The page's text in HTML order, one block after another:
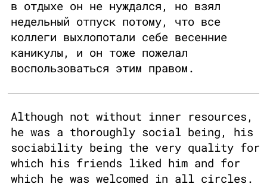
в отдыхе он не нуждался, но взял
недельный отпуск потому, что все
коллеги выхлопотали себе весенние
каникулы, и он тоже пожелал
воспользоваться этим правом.
Although not without inner resources,
he was a thoroughly social being, his
sociability being the very quality for
which his friends liked him and for
which he was welcomed in all circles.